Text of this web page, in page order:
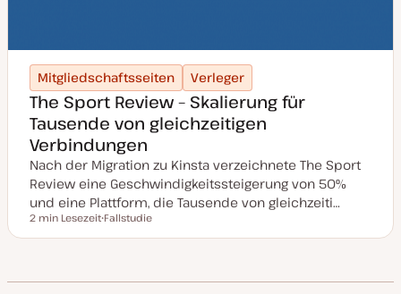
Mitgliedschaftsseiten Verleger
The Sport Review – Skalierung für
Tausende von gleichzeitigen
Verbindungen
Nach der Migration zu Kinsta verzeichnete The Sport
Review eine Geschwindigkeitssteigerung von 50%
und eine Plattform, die Tausende von gleichzeiti…
Lesezeit
2 min Lesezeit
o
Fallstudie